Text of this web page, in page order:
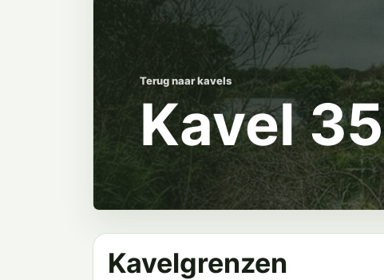
Terug naar kavels
Kavel 35
Kavelgrenzen